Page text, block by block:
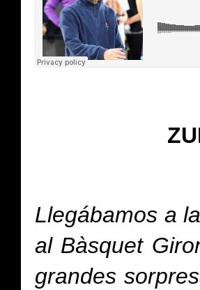
Llegábamos a
al Bàsquet
grandes